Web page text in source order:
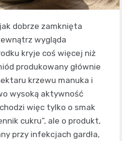
dobrze zamknięta
wygląda
kryje coś więcej niż
produkowany głównie
krzewu manuka i
wysoką aktywność
więc tylko o smak
cukru”, ale o produkt,
przy infekcjach gardła,